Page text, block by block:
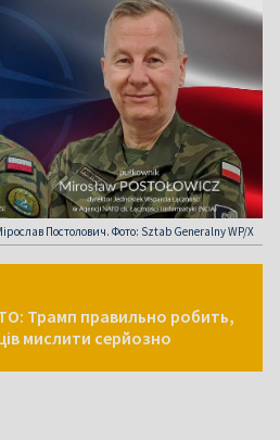
Постолович. Фото: Sztab Generalny WP/X
Трамп правильно робить,
мислити серйозно